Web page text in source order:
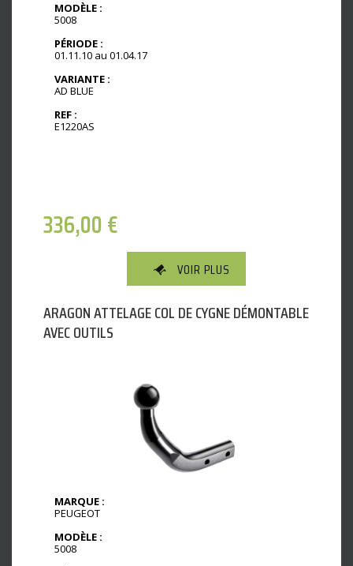
MODÈLE :
5008
PÉRIODE :
01.11.10 au 01.04.17
VARIANTE :
AD BLUE
REF :
E1220AS
336,00€
VOIR PLUS
ARAGON ATTELAGE COL DE CYGNE DÉMONTABLE
AVEC OUTILS
MARQUE :
PEUGEOT
MODÈLE :
5008